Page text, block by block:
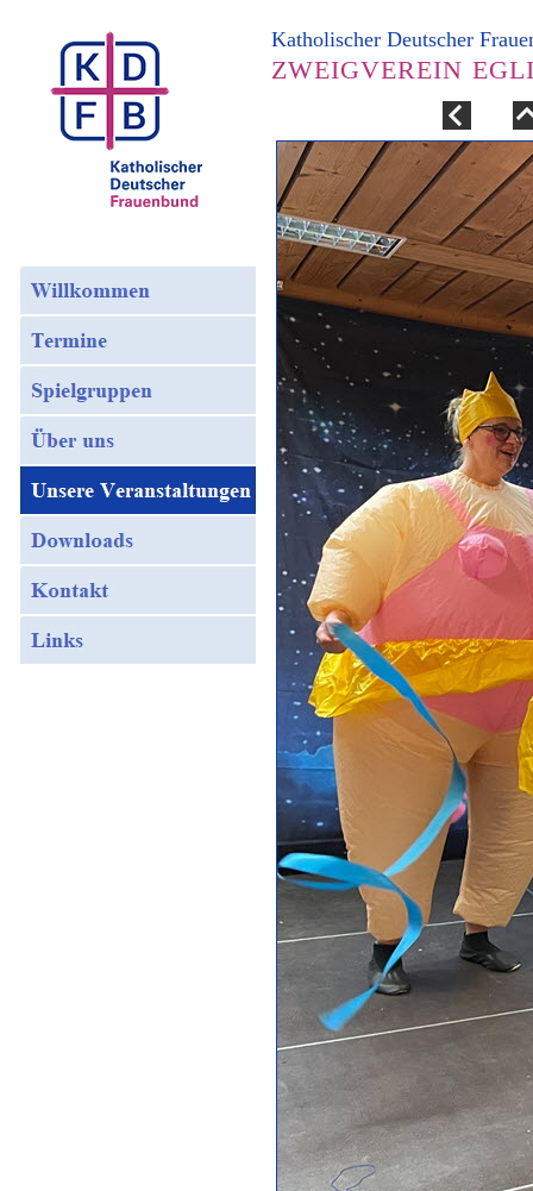
Katholischer Deutscher
ZWEIGVEREIN